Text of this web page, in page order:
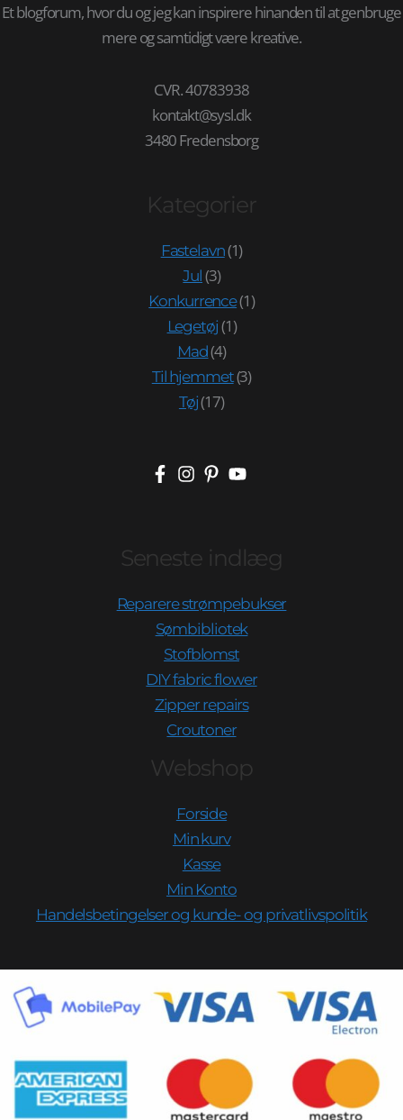
Et blogforum, hvor du og jeg kan inspirere hinanden til at genbruge
mere og samtidigt være kreative.
CVR. 40783938
kontakt@sysl.dk
3480 Fredensborg
Kategorier
Fastelavn(1)
Jul (3)
Konkurrence(1)
Legetøj (1)
Mad(4)
Til hjemmet(3)
Tøj(17)
Seneste indlæg
Reparere strømpebukser
Sømbibliotek
Stofblomst
DIY fabric flower
Zipper repairs
Croutoner
Webshop
Forside
Min kurv
Kasse
Min Konto
Handelsbetingelser og kunde- og privatlivspolitik